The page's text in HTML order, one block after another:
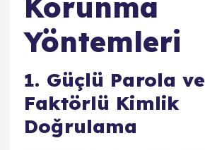
Korunma
Yöntemleri
1. Güçlü Parola
Faktörlü Kimlik
Doğrulama